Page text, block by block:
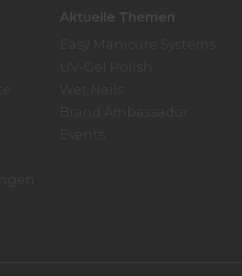
Aktuelle Themen
Easy Manicure Systems
UV-Gel Polish
Wet Nails
Brand Ambassador
Events